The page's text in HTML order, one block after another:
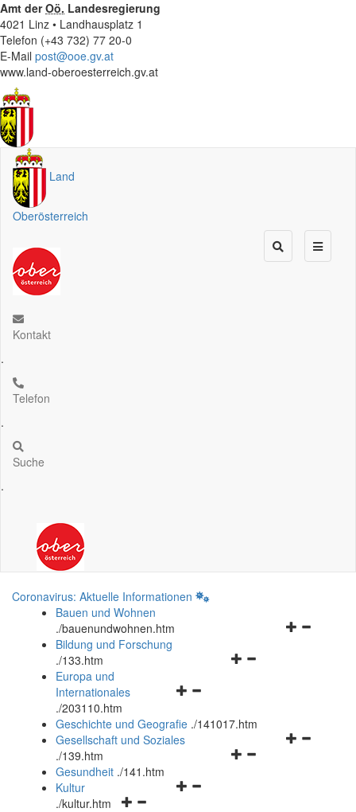
Amt derOö. Landesregierung
4021 Linz • Landhausplatz 1
Telefon (+43 732) 77 20-0
E-Mail post@ooe.gv.at
www.land-oberoesterreich.gv.at
Land
Oberösterreich
Kontakt
.
Telefon
.
Suche
.
Coronavirus: Aktuelle Informationen
Bauen und Wohnen
./bauenundwohnen.htm
Navigationsmenü
Bildung und Forschung
./133.htm
Navigationsmenü
und
schließen
Europa und
Internationales
./203110.htm
Geschichte und Geografie ./141017.htm
Navigationsmenü
Gesellschaft und Soziales
./139.htm
Navigationsmenü
Gesundheit ./141.htm
Navigationsmenü
Kultur
./kultur.htm